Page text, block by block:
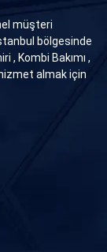
müşteri
bölgesinde
, Kombi Bakımı ,
almak için